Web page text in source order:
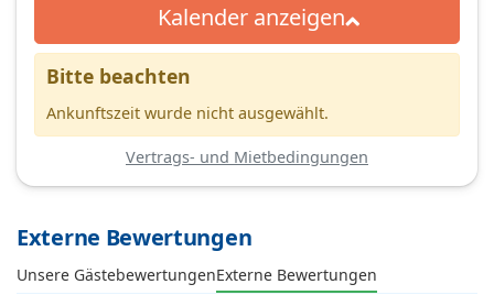
Kalender anzeigen
Bitte beachten
Ankunftszeit wurde nicht ausgewählt.
Vertrags- und Mietbedingungen
Externe Bewertungen
Unsere GästebewertungenExterne Bewertungen